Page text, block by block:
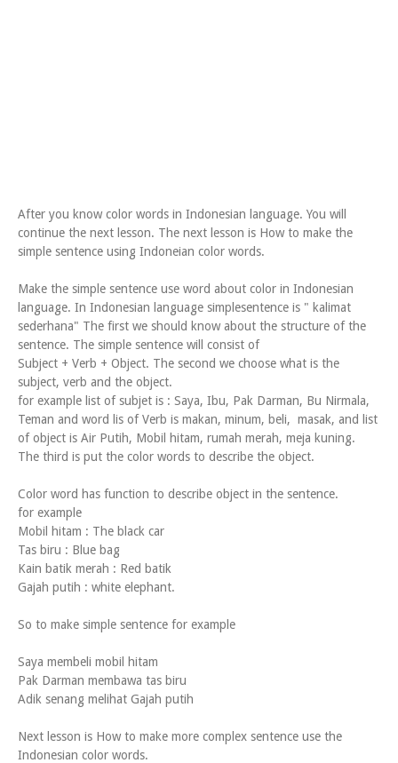
After you know color words in Indonesian language. You will
continue the next lesson. The next lesson is How to make the
simple sentence using Indoneian color words.
Make the simple sentence use word about color in Indonesian
language. In Indonesian language simplesentence is " kalimat
sederhana" The first we should know about the structure of the
sentence. The simple sentence will consist of
Subject + Verb + Object. The second we choose what is the
subject, verb and the object.
for example list of subjet is : Saya, Ibu, Pak Darman, Bu Nirmala,
Teman and word lis of Verb is makan, minum, beli, masak, and list
of object is Air Putih, Mobil hitam, rumah merah, meja kuning.
The third is put the color words to describe the object.
Color word has function to describe object in the sentence.
for example
Mobil hitam : The black car
Tas biru : Blue bag
Kain batik merah : Red batik
Gajah putih : white elephant.
So to make simple sentence for example
Saya membeli mobil hitam
Pak Darman membawa tas biru
Adik senang melihat Gajah putih
Next lesson is How to make more complex sentence use the
Indonesian color words.